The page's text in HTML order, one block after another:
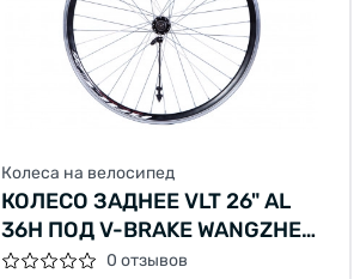
Колеса на велосипед
КОЛЕСО ЗАДНЕЕ VLT 26" AL
36H ПОД V-BRAKE WANGZHEN
201RBQ ПОД ТРЕЩОТКУ
0 отзывов
Do you want to switch to the
stay on the